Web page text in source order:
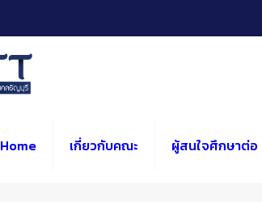
Home เกี่ยวกับคณะ ผู้สนใจศึกษาต่อ